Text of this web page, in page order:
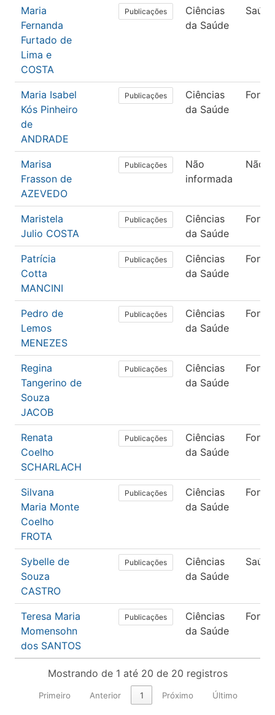
Maria
Fernanda
Furtado de
Lima e
COSTA
Publicações
Ciências
da Saúde
Maria Isabel
Kós Pinheiro
de
ANDRADE
Publicações
Ciências
da Saúde
Marisa
Frasson de
AZEVEDO
Publicações
Não
informada
Não
Maristela
Julio COSTA
Publicações
Ciências
da Saúde
Patrícia
Cotta
MANCINI
Publicações
Ciências
da Saúde
Pedro de
Lemos
MENEZES
Publicações
Ciências
da Saúde
Regina
Tangerino de
Souza
JACOB
Publicações
Ciências
da Saúde
Renata
Coelho
SCHARLACH
Publicações
Ciências
da Saúde
Silvana
Maria Monte
Coelho
FROTA
Publicações
Ciências
da Saúde
Sybelle de
Souza
CASTRO
Publicações
Ciências
da Saúde
Teresa Maria
Momensohn
dos SANTOS
Publicações
Ciências
da Saúde
Mostrando de 1 até 20 de 20 registros
Primeiro Anterior 1 Próximo Último